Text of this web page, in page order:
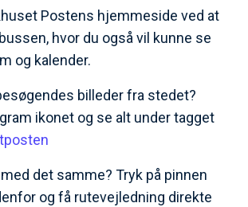
Postens hjemmeside ved at
hvor du også vil kunne se
og kalender.
billeder fra stedet?
ikonet og se alt under tagget
det samme? Tryk på pinnen
og få rutevejledning direkte